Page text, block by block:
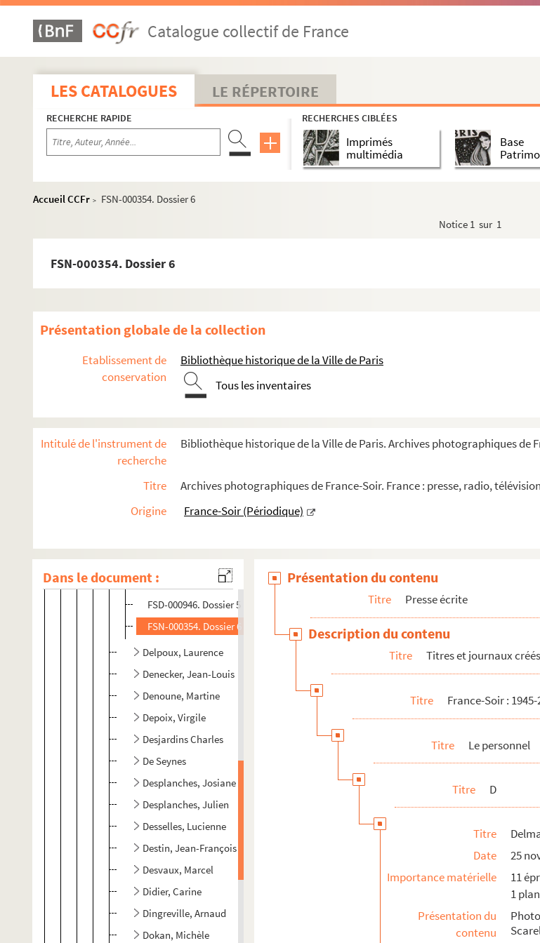
Catalogue collectif de France
LES CATALOGUES LE RÉPERTOIRE
RECHERCHE RAPIDE RECHERCHES CIBLÉES
Imprimés
multimédia
Base
Accueil CCFr >
FSN-000354. Dossier 6
Notice 1 sur 1
FSN-000354. Dossier 6
Présentation globale de la collection
Etablissement de
conservation
Bibliothèque historique de la Ville de Paris
Tous les inventaires
Intitulé de l'instrument de
recherche
Bibliothèque historique de la Ville de Paris. Archives photographiques
Titre
Archives photographiques de France-Soir. France : presse, radio, télévision
Origine
France-Soir (Périodique)
Dans le document :
Le personnel
A
C
D
Dejean, Colette
Delamotte, Jean
Delaprée, Catherine
Del Duce, Micheline
Delerue, Janine
Delmas, Catherine
FSE-005171. Dossier 1
FSC-001622. Dossier 3
8-FSC-000009. Dossier 4
FSD-000946. Dossier 5
FSN-000354. Dossier 6
Delpoux, Laurence
Denecker, Jean-Louis
Denoune, Martine
Depoix, Virgile
Desjardins Charles
De Seynes
Desplanches, Josiane
Desplanches, Julien
Desselles, Lucienne
Destin, Jean-François
Desvaux, Marcel
Didier, Carine
Dingreville, Arnaud
Dokan, Michèle
Présentation du contenu
Titre Presse écrite
Description du contenu
Titre Titres et journaux
Titre France-Soir : 1945-
Titre Le personnel
Titre D
Titre
Date
25
Importance matérielle
11
1
Présentation du
contenu